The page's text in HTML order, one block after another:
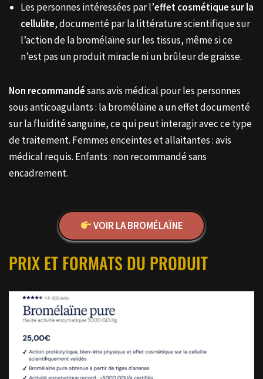
Les personnes intéressées par l’effet cosmétique sur la
cellulite, documenté par la littérature scientifique sur
l’action de la bromélaïne sur les tissus, même si ce
n’est pas un produit miracle ni un brûleur de graisse.
Non recommandésans avis médical pour les personnes
sous anticoagulants : la bromélaïne a un effet documenté
sur la fluidité sanguine, ce qui peut interagir avec ce type
de traitement. Femmes enceintes et allaitantes : avis
médical requis. Enfants : non recommandé sans
encadrement.
VOIR LA BROMÉLAÏNE
PRIX ET FORMATS DU PRODUIT